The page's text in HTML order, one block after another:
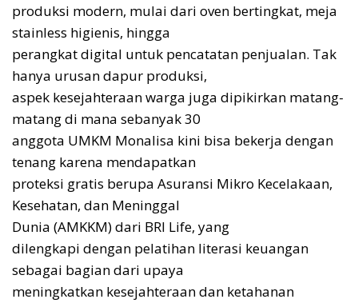
produksi modern, mulai dari oven bertingkat, meja
stainless higienis, hingga
perangkat digital untuk pencatatan penjualan. Tak
hanya urusan dapur produksi,
aspek kesejahteraan warga juga dipikirkan matang-
matang di mana sebanyak 30
anggota UMKM Monalisa kini bisa bekerja dengan
tenang karena mendapatkan
proteksi gratis berupa Asuransi Mikro Kecelakaan,
Kesehatan, dan Meninggal
Dunia (AMKKM) dari BRI Life, yang
dilengkapi dengan pelatihan literasi keuangan
sebagai bagian dari upaya
meningkatkan kesejahteraan dan ketahanan